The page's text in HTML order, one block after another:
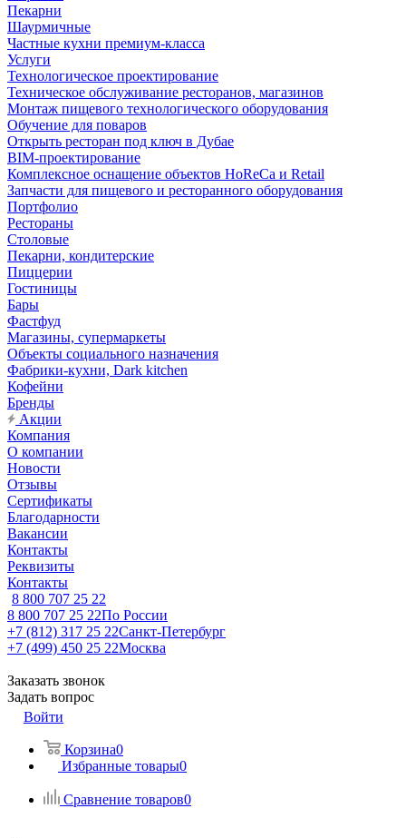
Пекарни
Шаурмичные
Частные кухни премиум-класса
Услуги
Технологическое проектирование
Техническое обслуживание ресторанов, магазинов
Монтаж пищевого технологического оборудования
Обучение для поваров
Открыть ресторан под ключ в Дубае
BIM-проектирование
Комплексное оснащение объектов HoReCa и Retail
Запчасти для пищевого и ресторанного оборудования
Портфолио
Рестораны
Столовые
Пекарни, кондитерские
Пиццерии
Гостиницы
Бары
Фастфуд
Магазины, супермаркеты
Объекты социального назначения
Фабрики-кухни, Dark kitchen
Кофейни
Бренды
Акции
Компания
О компании
Новости
Отзывы
Сертификаты
Благодарности
Вакансии
Контакты
Реквизиты
Контакты
8 800 707 25 22
8 800 707 25 22По России
+7 (812) 317 25 22Санкт-Петербург
+7 (499) 450 25 22Москва
Заказать звонок
Задать вопрос
Войти
Корзина0
Избранные товары0
Сравнение товаров0